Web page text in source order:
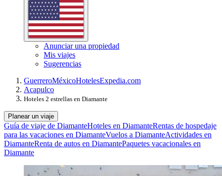
Anunciar una propiedad
Mis viajes
Sugerencias
GuerreroMéxicoHotelesExpedia.com
Acapulco
Hoteles 2 estrellas en Diamante
Planear un viaje
Guía de viaje de DiamanteHoteles en DiamanteRentas de hospedaje
para las vacaciones en DiamanteVuelos a DiamanteActividades en
DiamanteRenta de autos en DiamantePaquetes vacacionales en
Diamante